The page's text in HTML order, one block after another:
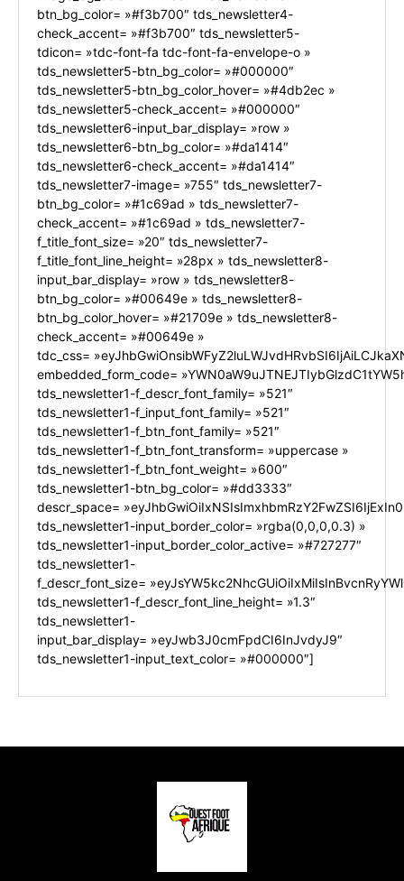
btn_bg_color= »#f3b700″ tds_newsletter4-
check_accent= »#f3b700″ tds_newsletter5-
tdicon= »tdc-font-fa tdc-font-fa-envelope-o »
tds_newsletter5-btn_bg_color= »#000000″
tds_newsletter5-btn_bg_color_hover= »#4db2ec »
tds_newsletter5-check_accent= »#000000″
tds_newsletter6-input_bar_display= »row »
tds_newsletter6-btn_bg_color= »#da1414″
tds_newsletter6-check_accent= »#da1414″
tds_newsletter7-image= »755″ tds_newsletter7-
btn_bg_color= »#1c69ad » tds_newsletter7-
check_accent= »#1c69ad » tds_newsletter7-
f_title_font_size= »20″ tds_newsletter7-
f_title_font_line_height= »28px » tds_newsletter8-
input_bar_display= »row » tds_newsletter8-
btn_bg_color= »#00649e » tds_newsletter8-
btn_bg_color_hover= »#21709e » tds_newsletter8-
check_accent= »#00649e »
tdc_css=
embedded_form_code=
tds_newsletter1-f_descr_font_family= »521″
tds_newsletter1-f_input_font_family= »521″
tds_newsletter1-f_btn_font_family= »521″
tds_newsletter1-f_btn_font_transform= »uppercase »
tds_newsletter1-f_btn_font_weight= »600″
tds_newsletter1-btn_bg_color= »#dd3333″
descr_space=
tds_newsletter1-input_border_color= »rgba(0,0,0,0.3) »
tds_newsletter1-input_border_color_active= »#727277″
tds_newsletter1-
f_descr_font_size=
tds_newsletter1-f_descr_font_line_height= »1.3″
tds_newsletter1-
input_bar_display= »eyJwb3J0cmFpdCI6InJvdyJ9″
tds_newsletter1-input_text_color= »#000000″]